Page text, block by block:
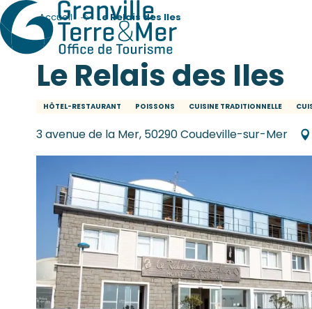
Accueil Le Relais des Iles
Le Relais des Iles
HÔTEL-RESTAURANT POISSONS CUISINE TRADITIONNELLE
3 avenue de la Mer, 50290 Coudeville-sur-Mer